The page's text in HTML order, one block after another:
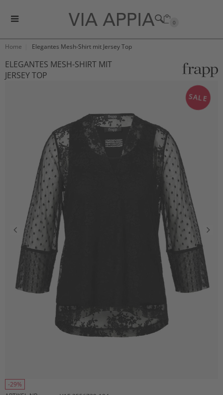
0
Home Elegantes Mesh-Shirt mit Jersey Top
ELEGANTES MESH-SHIRT MIT
JERSEY TOP
SALE
-29%